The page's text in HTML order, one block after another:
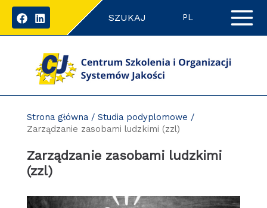
Przejdź
zawartości
SZUKAJ PL
Strona główna/ Studia podyplomowe /
Zarządzanie zasobami ludzkimi (zzl)
Zarządzanie zasobami ludzkimi
(zzl)